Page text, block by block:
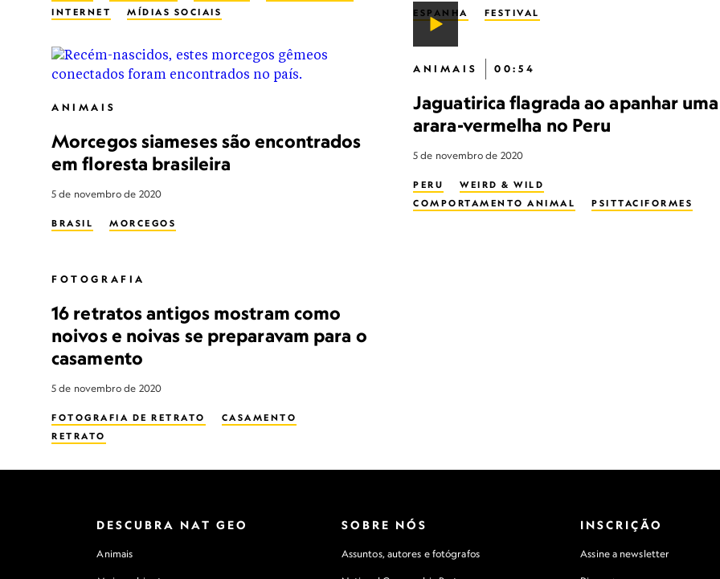
INTERNET
MÍDIAS SOCIAIS ESPANHA FESTIVAL
ANIMAIS
Morcegos siameses são encontrados
em floresta brasileira
5 de novembro de 2020
BRASIL MORCEGOS
ANIMAIS 00:54
Jaguatirica flagrada ao apanhar uma
arara-vermelha no Peru
5 de novembro de 2020
PERU
WEIRD & WILD
COMPORTAMENTO ANIMAL
PSITTACIFORMES
FOTOGRAFIA
16 retratos antigos mostram como
noivos e noivas se preparavam para o
casamento
5 de novembro de 2020
FOTOGRAFIA DE RETRATO
CASAMENTO
RETRATO
DESCUBRA NAT GEO
Animais
SOBRE NÓS
Assuntos, autores e fotógrafos
INSCRIÇÃO
Assine a newsletter